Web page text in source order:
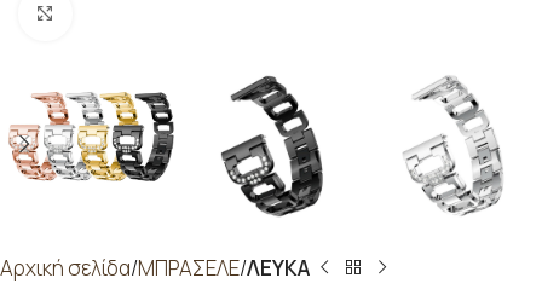
Αρχική σελίδα ΜΠΡΑΣΕΛΕ ΛΕΥΚΑ